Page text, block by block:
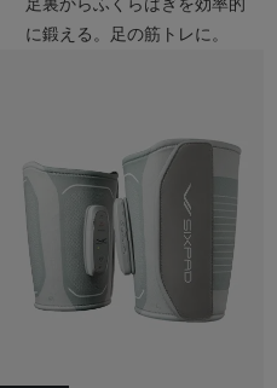
に鍛える。足の筋トレに。